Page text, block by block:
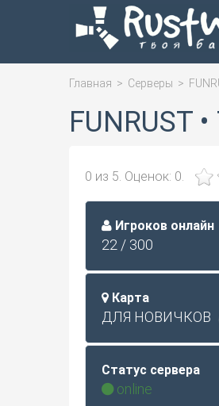
Главная > Серверы >
0 из 5. Оценок: 0.
Игроков онлайн
22 / 300
Карта
ДЛЯ НОВИЧКОВ
Статус сервера
online